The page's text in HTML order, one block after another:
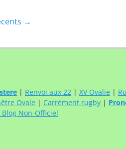
→
| Renvoi aux 22 | XV Ovalie |
Ovale | Carrément rugby |
Non-Officiel